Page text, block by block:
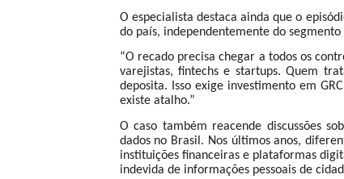
O especialista destaca ainda que o
do país, independentemente do segmento
“O recado precisa chegar a todos os
varejistas, fintechs e startups. Quem
deposita. Isso exige investimento em
existe atalho.”
O caso também reacende discussões
dados no Brasil. Nos últimos anos,
instituições financeiras e plataformas
indevida de informações pessoais de